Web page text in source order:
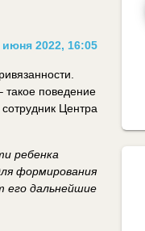
июня 2022, 16:05
такое поведение
Центра
ребенка
формирования
его дальнейшие